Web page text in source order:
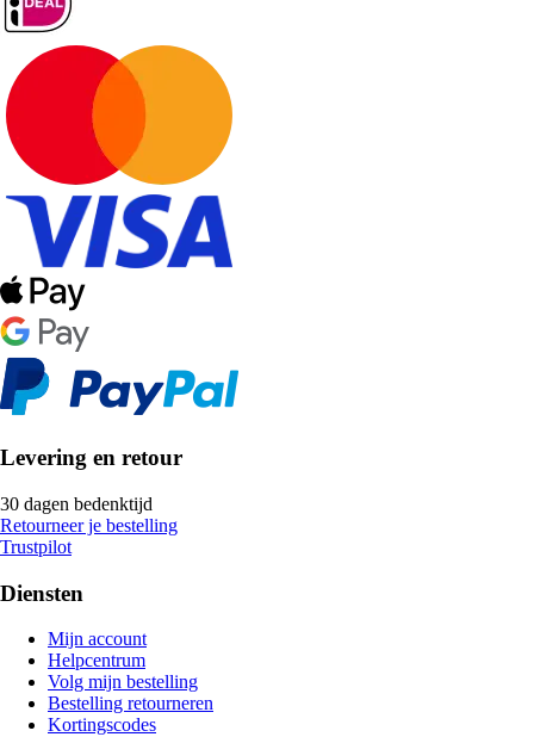
Levering en retour
30 dagen bedenktijd
Retourneer je bestelling
Trustpilot
Diensten
Mijn account
Helpcentrum
Volg mijn bestelling
Bestelling retourneren
Kortingscodes